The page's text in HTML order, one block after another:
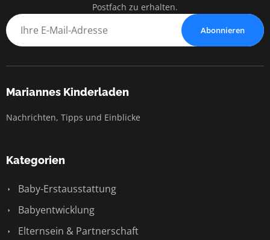
Postfach zu erhalten.
Abonnieren
Mariannes Kinderladen
Nachrichten, Tipps und Einblicke
Kategorien
Baby-Erstausstattung
Babyentwicklung
Elternsein & Partnerschaft